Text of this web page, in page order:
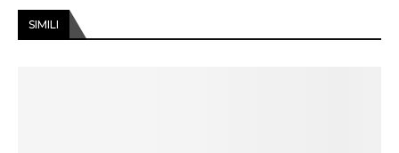
SIMILI